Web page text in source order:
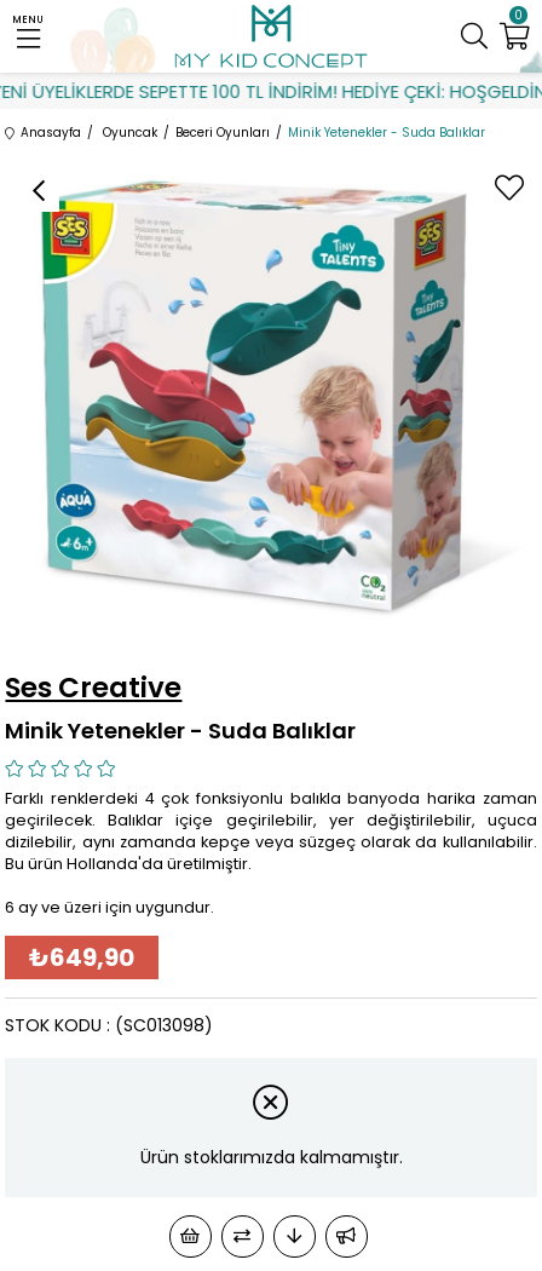
ÜYELİKLERDE SEPETTE 100 TL İNDİRİM! HEDİYE ÇEKİ: HOŞGELDİN
0
MENU
Anasayfa Oyuncak Beceri Oyunları Minik Yetenekler - Suda Balıklar
Ses Creative
Minik Yetenekler - Suda Balıklar
Farklı renklerdeki 4 çok fonksiyonlu balıkla banyoda harika zaman
geçirilecek. Balıklar içiçe geçirilebilir, yer değiştirilebilir, uçuca
dizilebilir, aynı zamanda kepçe veya süzgeç olarak da kullanılabilir.
Bu ürün Hollanda'da üretilmiştir.
6 ay ve üzeri için uygundur.
₺649,90
(SC013098)
STOK KODU
Ürün stoklarımızda kalmamıştır.